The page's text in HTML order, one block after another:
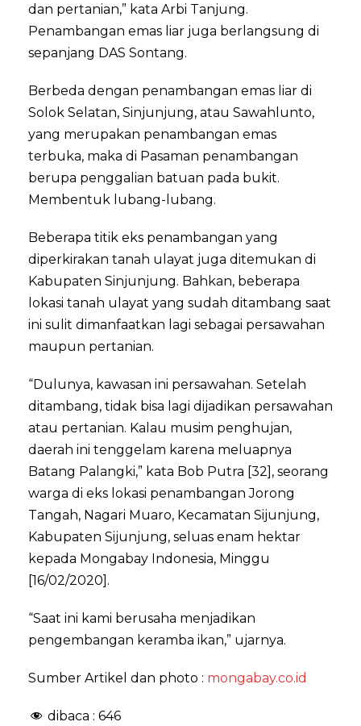
dan pertanian,” kata Arbi Tanjung.
Penambangan emas liar juga berlangsung di
sepanjang DAS Sontang.
Berbeda dengan penambangan emas liar di
Solok Selatan, Sinjunjung, atau Sawahlunto,
yang merupakan penambangan emas
terbuka, maka di Pasaman penambangan
berupa penggalian batuan pada bukit.
Membentuk lubang-lubang.
Beberapa titik eks penambangan yang
diperkirakan tanah ulayat juga ditemukan di
Kabupaten Sinjunjung. Bahkan, beberapa
lokasi tanah ulayat yang sudah ditambang saat
ini sulit dimanfaatkan lagi sebagai persawahan
maupun pertanian.
“Dulunya, kawasan ini persawahan. Setelah
ditambang, tidak bisa lagi dijadikan persawahan
atau pertanian. Kalau musim penghujan,
daerah ini tenggelam karena meluapnya
Batang Palangki,” kata Bob Putra [32], seorang
warga di eks lokasi penambangan Jorong
Tangah, Nagari Muaro, Kecamatan Sijunjung,
Kabupaten Sijunjung, seluas enam hektar
kepada Mongabay Indonesia, Minggu
[16/02/2020].
“Saat ini kami berusaha menjadikan
pengembangan keramba ikan,” ujarnya.
Sumber Artikel dan photo : mongabay.co.id
dibaca : 646